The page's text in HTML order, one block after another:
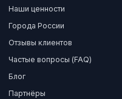
Наши ценности
Города России
Отзывы клиентов
Частые вопросы (FAQ)
Блог
Партнёры